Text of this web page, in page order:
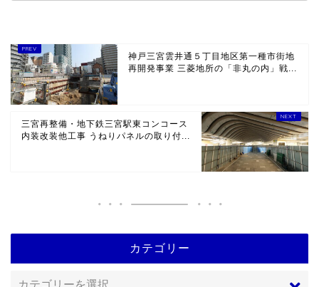
神戸三宮雲井通５丁目地区第一種市街地
再開発事業 三菱地所の「非丸の内」戦...
三宮再整備・地下鉄三宮駅東コンコース
内装改装他工事 うねりパネルの取り付...
カテゴリー